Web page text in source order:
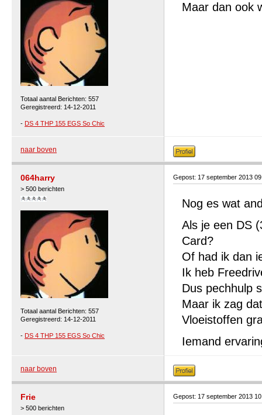
Totaal aantal Berichten: 557
Geregistreerd: 14-12-2011
- DS 4 THP 155 EGS So Chic
Maar dan ook
naar boven
064harry
> 500 berichten
Totaal aantal Berichten: 557
Geregistreerd: 14-12-2011
- DS 4 THP 155 EGS So Chic
Gepost: 17 september 2013
Nog es wat
Als je een DS
Card?
Of had ik dan
Ik heb
Dus pechhulp
Maar ik zag
Vloeistoffen
Iemand
naar boven
Frie
> 500 berichten
Gepost: 17 september 2013